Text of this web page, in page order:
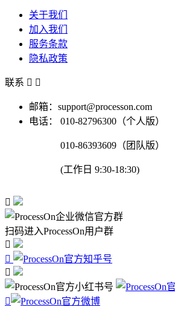
关于我们
加入我们
服务条款
隐私政策
联系  
邮箱：support@processon.com
电话：
010-82796300（个人版）
010-86393609（团队版）
(工作日 9:30-18:30)

扫码进入ProcessOn用户群



